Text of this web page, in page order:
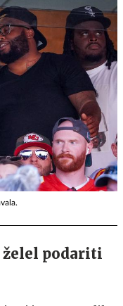
podariti